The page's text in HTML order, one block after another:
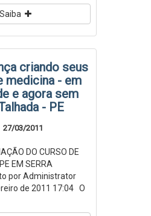
Saiba
criando seus
medicina - em
e agora sem
- PE
27/03/2011
DO CURSO DE
EM SERRA
por Administrator
de 2011 17:04 O